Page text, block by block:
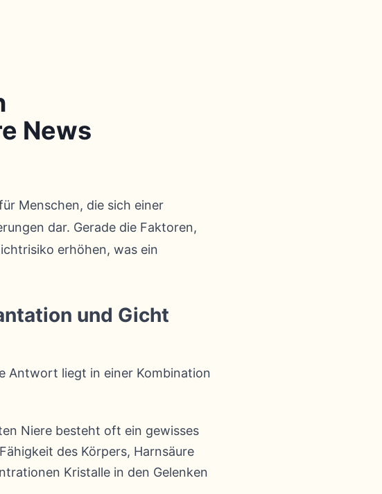
News
Menschen, die sich einer
dar. Gerade die Faktoren,
erhöhen, was ein
und Gicht
Antwort liegt in einer Kombination
Niere besteht oft ein gewisses
des Körpers, Harnsäure
Kristalle in den Gelenken